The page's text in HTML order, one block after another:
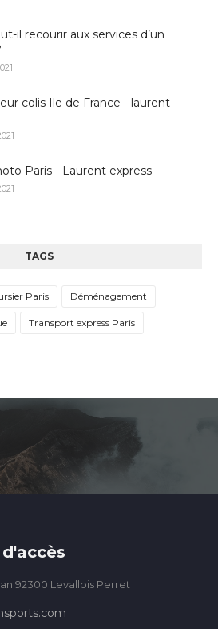
il recourir aux services d’un
colis Ile de France - laurent
Paris - Laurent express
TAGS
Paris Déménagement
Transport express Paris
92300 Levallois Perret